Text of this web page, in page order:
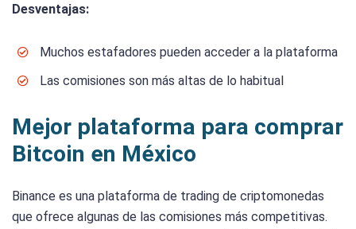
Desventajas:
Muchos estafadores pueden acceder a la plataforma
Las comisiones son más altas de lo habitual
Mejor plataforma para comprar
Bitcoin en México
Binance es una plataforma de trading de criptomonedas
que ofrece algunas de las comisiones más competitivas.